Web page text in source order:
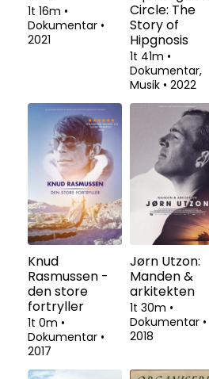
1t 16m •
Dokumentar •
2021
Circle: The
Story of
Hipgnosis
1t 41m •
Dokumentar,
Musik • 2022
Knud
Rasmussen -
den store
fortryller
1t 0m •
Dokumentar •
2017
Jørn Utzon:
Manden &
arkitekten
1t 30m •
Dokumentar •
2018